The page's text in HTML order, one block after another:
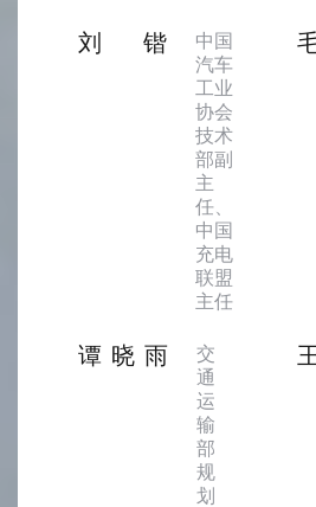
刘锴
中国
汽车
工业
协会
技术
部副
主
任、
中国
充电
联盟
主任
谭晓雨
交
通
运
输
部
规
划